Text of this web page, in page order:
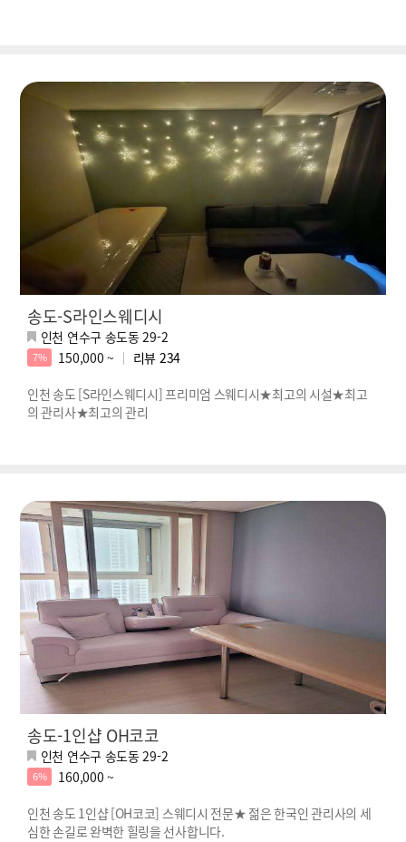
송도-S라인스웨디시
인천 연수구 송도동 29-2
7% 150,000 ~ 리뷰 234
인천 송도 [S라인스웨디시] 프리미엄 스웨디시★최고의 시설★최고
의 관리사★최고의 관리
송도-1인샵 OH코코
인천 연수구 송도동 29-2
6%
160,000 ~
인천 송도 1인샵 [OH코코] 스웨디시 전문★ 젊은 한국인 관리사의 세
심한 손길로 완벽한 힐링을 선사합니다.